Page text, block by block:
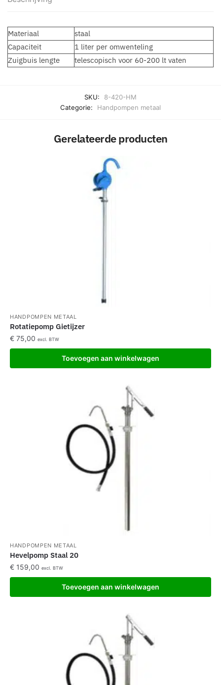
Materiaal
staal
Capaciteit
1 liter per omwenteling
Zuigbuis lengte
telescopisch voor 60-200 lt vaten
SKU:
8-420-HM
Categorie:
Handpompen metaal
Gerelateerde producten
HANDPOMPEN METAAL
Rotatiepomp Gietijzer
€ 75,00 excl. BTW
Toevoegen aan winkelwagen
HANDPOMPEN METAAL
Hevelpomp Staal 20
€ 159,00 excl. BTW
Toevoegen aan winkelwagen